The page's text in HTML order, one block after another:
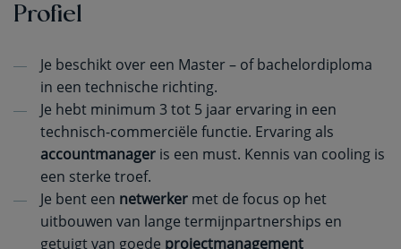
Profiel
Je beschikt over een Master – of bachelordiploma
in een technische richting.
Je hebt minimum 3 tot 5 jaar ervaring in een
technisch-commerciële functie. Ervaring als
accountmanager is een must. Kennis van cooling is
een sterke troef.
Je bent een netwerker met de focus op het
uitbouwen van lange termijnpartnerships en
getuigt van goede projectmanagement